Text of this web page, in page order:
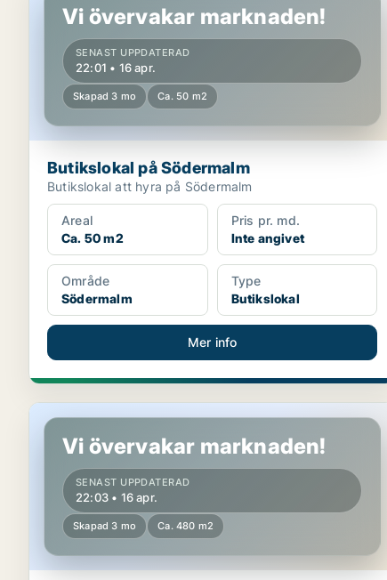
Vi övervakar marknaden!
SENAST UPPDATERAD
22:01 • 16 apr.
Skapad 3 mo Ca. 50 m2
Butikslokal på Södermalm
Butikslokal att hyra på Södermalm
Areal
Ca. 50 m2
Pris pr. md.
Inte angivet
Område
Södermalm
Type
Butikslokal
Mer info
Butikslokal på Södermalm
Vi övervakar marknaden!
SENAST UPPDATERAD
22:03 • 16 apr.
Skapad 3 mo Ca. 480 m2